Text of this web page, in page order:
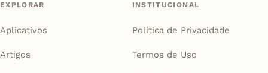
EXPLORAR
Aplicativos
Artigos
INSTITUCIONAL
Política de Privacidade
Termos de Uso